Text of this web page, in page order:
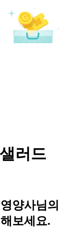
러드
양사님의
보세요.